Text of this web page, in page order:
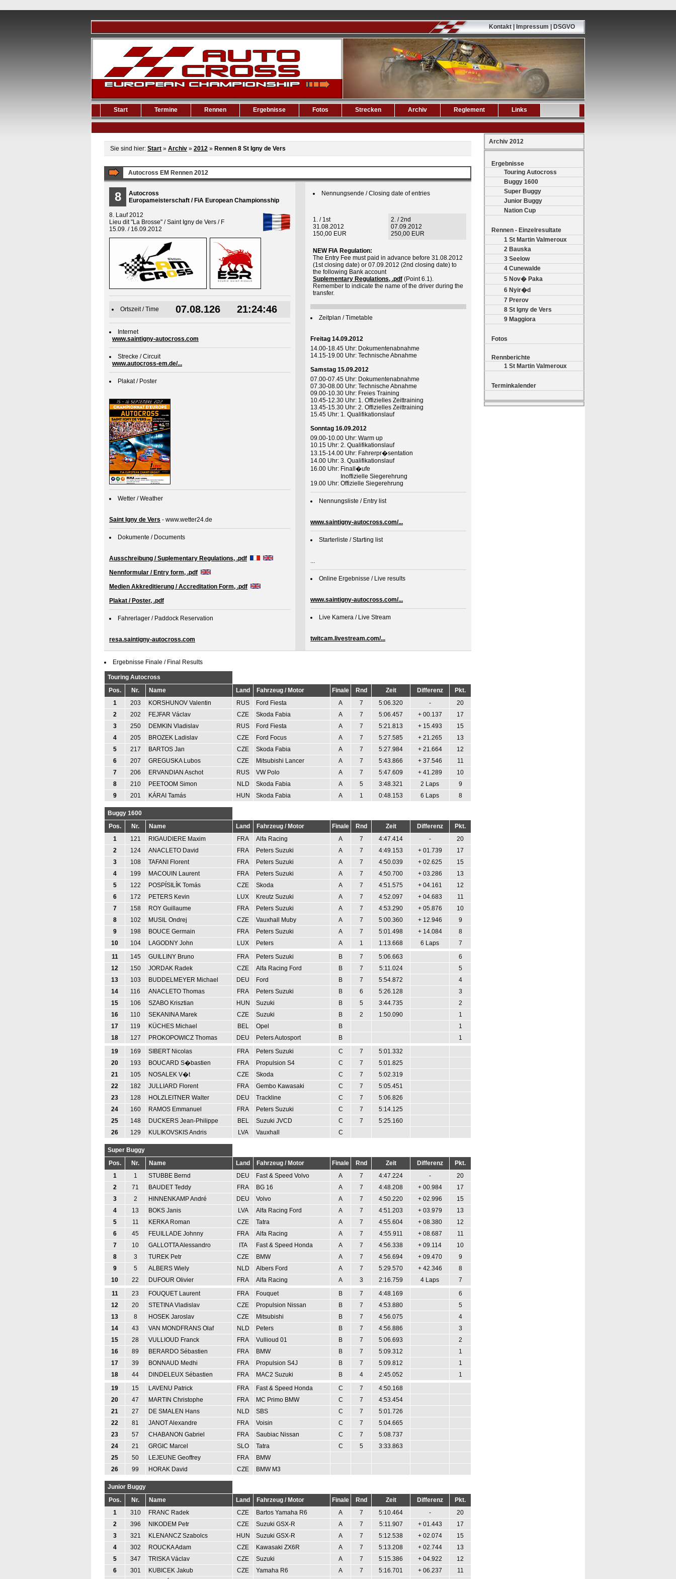
Kontakt | Impressum | DSGVO
Start Termine Rennen Ergebnisse Fotos Strecken Archiv Reglement Links
Sie sind hier: Start » Archiv » 2012 » Rennen 8 St Igny de Vers
Autocross EM Rennen 2012
8
Autocross
Europameisterschaft / FiA European Championsship
8. Lauf 2012
Lieu dit "La Brosse" / Saint Igny de Vers / F
15.09. / 16.09.2012
Ortszeit / Time 07.08.126 21:24:47
Internet
www.saintigny-autocross.com
Strecke / Circuit
www.autocross-em.de/...
Plakat / Poster
Wetter / Weather
Saint Igny de Vers - www.wetter24.de
Dokumente / Documents
Ausschreibung / Suplementary Regulations, .pdf
Nennformular / Entry form, .pdf
Medien Akkreditierung / Accreditation Form, .pdf
Plakat / Poster, .pdf
Fahrerlager / Paddock Reservation
resa.saintigny-autocross.com
Nennungsende / Closing date of entries
1. / 1st
31.08.2012
150,00 EUR
2. / 2nd
07.09.2012
250,00 EUR
NEW FIA Regulation:
The Entry Fee must paid in advance before 31.08.2012
(1st closing date) or 07.09.2012 (2nd closing date) to
the following Bank account
Suplementary Regulations, .pdf (Point 6.1).
Remember to indicate the name of the driver during the
transfer.
Zeitplan / Timetable
Freitag 14.09.2012
14.00-18.45 Uhr: Dokumentenabnahme
14.15-19.00 Uhr: Technische Abnahme
Samstag 15.09.2012
07.00-07.45 Uhr: Dokumentenabnahme
07.30-08.00 Uhr: Technische Abnahme
09.00-10.30 Uhr: Freies Training
10.45-12.30 Uhr: 1. Offizielles Zeittraining
13.45-15.30 Uhr: 2. Offizielles Zeittraining
15.45 Uhr: 1. Qualifikationslauf
Sonntag 16.09.2012
09.00-10.00 Uhr: Warm up
10.15 Uhr: 2. Qualifikationslauf
13.15-14.00 Uhr: Fahrerpr�sentation
14.00 Uhr: 3. Qualifikationslauf
16.00 Uhr: Finall�ufe
Inoffizielle Siegerehrung
19.00 Uhr: Offizielle Siegerehrung
Nennungsliste / Entry list
www.saintigny-autocross.com/...
Starterliste / Starting list
...
Online Ergebnisse / Live results
www.saintigny-autocross.com/...
Live Kamera / Live Stream
twitcam.livestream.com/...
Ergebnisse Finale / Final Results
Touring Autocross
Pos.
Nr. Name Land Fahrzeug / Motor Finale Rnd Zeit Differenz
Pkt.
1
203 KORSHUNOV Valentin RUS Ford Fiesta A 7 5:06.320 -
20
2
202 FEJFAR Václav CZE Skoda Fabia A 7 5:06.457 + 00.137
17
3
250 DEMKIN Vladislav RUS Ford Fiesta A 7 5:21.813 + 15.493
15
4
205 BROZEK Ladislav CZE Ford Focus A 7 5:27.585 + 21.265
13
5
217 BARTOS Jan CZE Skoda Fabia A 7 5:27.984 + 21.664
12
6
207 GREGUSKA Lubos CZE Mitsubishi Lancer A 7 5:43.866 + 37.546
11
7
206 ERVANDIAN Aschot RUS VW Polo A 7 5:47.609 + 41.289
10
8
210 PEETOOM Simon NLD Skoda Fabia A 5 3:48.321 2 Laps
9
9
201 KÁRAI Tamás HUN Skoda Fabia A 1 0:48.153 6 Laps 8
Buggy 1600
Pos.
Nr. Name Land Fahrzeug / Motor Finale Rnd Zeit Differenz
Pkt.
1
121 RIGAUDIERE Maxim FRA Alfa Racing A 7 4:47.414 -
20
2
124 ANACLETO David FRA Peters Suzuki A 7 4:49.153 + 01.739
17
3
108 TAFANI Florent FRA Peters Suzuki A 7 4:50.039 + 02.625
15
4
199 MACOUIN Laurent FRA Peters Suzuki A 7 4:50.700 + 03.286
13
5
122 POSPÍSILÍK Tomás CZE Skoda A 7 4:51.575 + 04.161
12
6
172 PETERS Kevin LUX Kreutz Suzuki A 7 4:52.097 + 04.683
11
7
158 ROY Guillaume FRA Peters Suzuki A 7 4:53.290 + 05.876
10
8
102 MUSIL Ondrej CZE Vauxhall Muby A 7 5:00.360 + 12.946
9
9
198 BOUCE Germain FRA Peters Suzuki A 7 5:01.498 + 14.084
8
10
104 LAGODNY John LUX Peters A 1 1:13.668 6 Laps
7
11
145 GUILLINY Bruno FRA Peters Suzuki B 7 5:06.663
6
12
150 JORDAK Radek CZE Alfa Racing Ford B 7 5:11.024
5
13
103 BUDDELMEYER Michael DEU Ford B 7 5:54.872
4
14
116 ANACLETO Thomas FRA Peters Suzuki B 6 5:26.128
3
15
106 SZABO Krisztian HUN Suzuki B 5 3:44.735
2
16
110 SEKANINA Marek CZE Suzuki B 2 1:50.090
1
17
119 KÜCHES Michael BEL Opel B
1
18
127 PROKOPOWICZ Thomas DEU Peters Autosport B
1
19
169 SIBERT Nicolas FRA Peters Suzuki C 7
5:01.332
20
193 BOUCARD S�bastien FRA Propulsion S4 C 7
5:01.825
21
105 NOSALEK V�t CZE Skoda C 7
5:02.319
22
182 JULLIARD Florent FRA Gembo Kawasaki C 7
5:05.451
23
128 HOLZLEITNER Walter DEU Trackline C 7
5:06.826
24
160 RAMOS Emmanuel FRA Peters Suzuki C 7
5:14.125
25
148 DUCKERS Jean-Philippe BEL Suzuki JVCD C 7
5:25.160
26
129 KULIKOVSKIS Andris LVA Vauxhall C
Super Buggy
Pos.
Nr. Name Land Fahrzeug / Motor Finale Rnd Zeit Differenz
Pkt.
1
1 STUBBE Bernd DEU Fast & Speed Volvo A 7 4:47.224 -
20
2
71 BAUDET Teddy FRA BG 16 A 7 4:48.208 + 00.984
17
3
2 HINNENKAMP André DEU Volvo A 7 4:50.220 + 02.996
15
4
13 BOKS Janis LVA Alfa Racing Ford A 7 4:51.203 + 03.979
13
5
11 KERKA Roman CZE Tatra A 7 4:55.604 + 08.380
12
6
45 FEUILLADE Johnny FRA Alfa Racing A 7 4:55.911 + 08.687
11
7
10 GALLOTTA Alessandro ITA Fast & Speed Honda A 7 4:56.338 + 09.114
10
8
3 TUREK Petr CZE BMW A 7 4:56.694 + 09.470
9
9
5 ALBERS Wiely NLD Albers Ford A 7 5:29.570 + 42.346
8
10
22 DUFOUR Olivier FRA Alfa Racing A 3 2:16.759 4 Laps
7
11
23 FOUQUET Laurent FRA Fouquet B 7 4:48.169
6
12
20 STETINA Vladislav CZE Propulsion Nissan B 7 4:53.880
5
13
8 HOSEK Jaroslav CZE Mitsubishi B 7 4:56.075
4
14
43 VAN MONDFRANS Olaf NLD Peters B 7 4:56.886
3
15
28 VULLIOUD Franck FRA Vullioud 01 B 7 5:06.693
2
16
89 BERARDO Sébastien FRA BMW B 7 5:09.312
1
17
39 BONNAUD Medhi FRA Propulsion S4J B 7 5:09.812
1
18
44 DINDELEUX Sébastien FRA MAC2 Suzuki B 4 2:45.052
1
19
15 LAVENU Patrick FRA Fast & Speed Honda C 7
4:50.168
20
47 MARTIN Christophe FRA MC Primo BMW C 7
4:53.454
21
27 DE SMALEN Hans NLD SBS C 7
5:01.726
22
81 JANOT Alexandre FRA Voisin C 7
5:04.665
23
57 CHABANON Gabriel FRA Saubiac Nissan C 7
5:08.737
24
21 GRGIC Marcel SLO Tatra C 5
3:33.863
25
50 LEJEUNE Geoffrey FRA
BMW
26
99 HORAK David CZE BMW M3
Junior Buggy
Pos.
Nr. Name Land Fahrzeug / Motor Finale Rnd Zeit Differenz
Pkt.
1
310 FRANC Radek CZE Bartos Yamaha R6 A 7 5:10.464 -
20
2
396 NIKODEM Petr CZE Suzuki GSX-R A 7 5:11.907 + 01.443
17
3
321 KLENANCZ Szabolcs HUN Suzuki GSX-R A 7 5:12.538 + 02.074
15
4
302 ROUCKA Adam CZE Kawasaki ZX6R A 7 5:13.208 + 02.744
13
5
347 TRISKA Václav CZE Suzuki A 7 5:15.386 + 04.922
12
6
301 KUBICEK Jakub CZE Yamaha R6 A 7 5:16.701 + 06.237
11
Archiv 2012
Ergebnisse
Touring Autocross
Buggy 1600
Super Buggy
Junior Buggy
Nation Cup
Rennen - Einzelresultate
1 St Martin Valmeroux
2 Bauska
3 Seelow
4 Cunewalde
5 Nov� Paka
6 Nyir�d
7 Prerov
8 St Igny de Vers
9 Maggiora
Fotos
Rennberichte
1 St Martin Valmeroux
Terminkalender